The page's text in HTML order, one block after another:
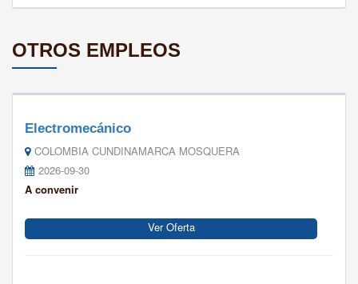
OTROS EMPLEOS
Electromecánico
COLOMBIA CUNDINAMARCA MOSQUERA
2026-09-30
A convenir
Ver Oferta